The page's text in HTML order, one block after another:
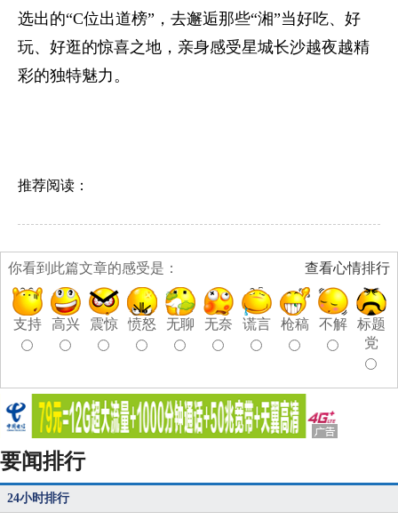
选出的“C位出道榜”，去邂逅那些“湘”当好吃、好
玩、好逛的惊喜之地，亲身感受星城长沙越夜越精
彩的独特魅力。
推荐阅读：
查看心情排行
你看到此篇文章的感受是：
支持 高兴 震惊 愤怒 无聊 无奈 谎言 枪稿 不解
标题
党
要闻排行
24小时排行